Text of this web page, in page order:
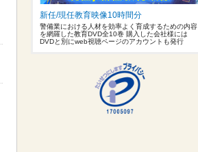
新任/現任教育映像10時間分
警備業における人材を効率よく育成するための内容
を網羅した教育DVD全10巻 購入した会社様には
DVDと別にweb視聴ページのアカウントも発行